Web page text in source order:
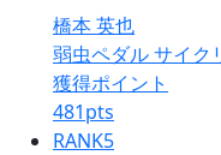
橋本 英也
弱虫ペダル サイク
獲得ポイント
481pts
RANK5